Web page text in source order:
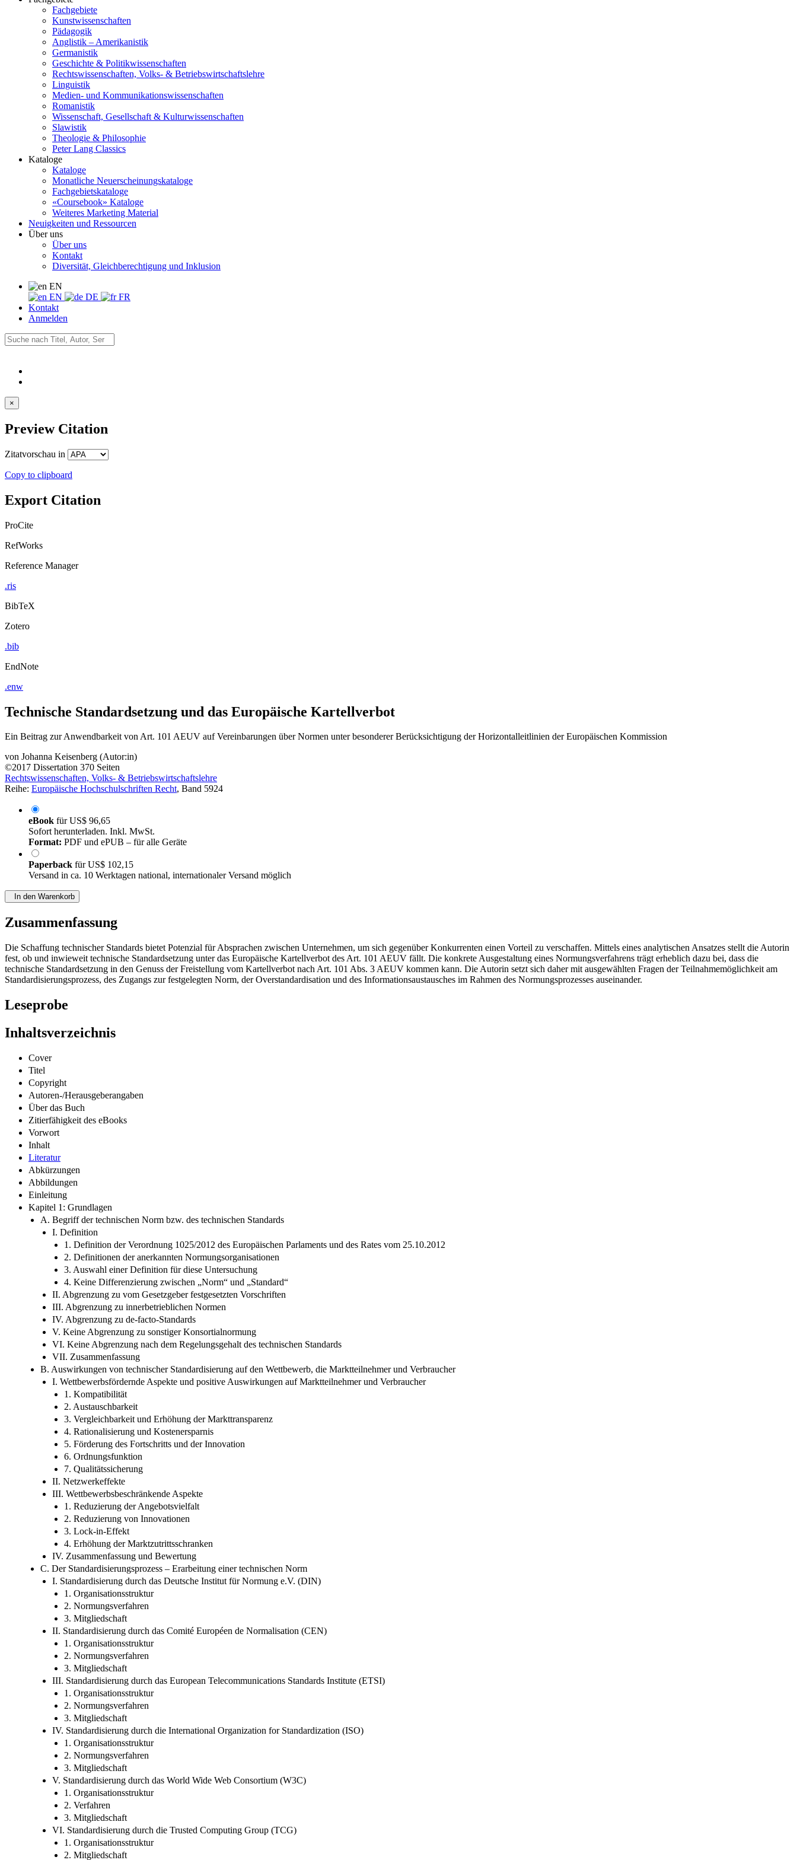
Fachgebiete
Kunstwissenschaften
Pädagogik
Anglistik – Amerikanistik
Germanistik
Geschichte & Politikwissenschaften
Rechtswissenschaften, Volks- & Betriebswirtschaftslehre
Linguistik
Medien- und Kommunikationswissenschaften
Romanistik
Wissenschaft, Gesellschaft & Kulturwissenschaften
Slawistik
Theologie & Philosophie
Peter Lang Classics
Kataloge
Kataloge
Monatliche Neuerscheinungskataloge
Fachgebietskataloge
«Coursebook» Kataloge
Weiteres Marketing Material
Neuigkeiten und Ressourcen
Über uns
Über uns
Kontakt
Diversität, Gleichberechtigung und Inklusion
EN
EN
DE
FR
Kontakt
Anmelden
×
Preview Citation
Zitatvorschau in
Copy to clipboard
Export Citation
ProCite
RefWorks
Reference Manager
.ris
BibTeX
Zotero
.bib
EndNote
.enw
Technische Standardsetzung und das Europäische Kartellverbot
Ein Beitrag zur Anwendbarkeit von Art. 101 AEUV auf Vereinbarungen über Normen unter besonderer Berücksichtigung der Horizontalleitlinien der Europäischen Kommission
von Johanna Keisenberg (Autor:in)
©2017 Dissertation 370 Seiten
Rechtswissenschaften, Volks- & Betriebswirtschaftslehre
Reihe: Europäische Hochschulschriften Recht, Band 5924
eBook fürUS$ 96,65
Sofort herunterladen. Inkl. MwSt.
Format: PDF und ePUB – für alle Geräte
Paperback fürUS$ 102,15
Versand in ca. 10 Werktagen national, internationaler Versand möglich
In den Warenkorb
Zusammenfassung
Die Schaffung technischer Standards bietet Potenzial für Absprachen zwischen Unternehmen, um sich gegenüber Konkurrenten einen Vorteil zu verschaffen. Mittels eines analytischen Ansatzes stellt die Autorin
fest, ob und inwieweit technische Standardsetzung unter das Europäische Kartellverbot des Art. 101 AEUV fällt. Die konkrete Ausgestaltung eines Normungsverfahrens trägt erheblich dazu bei, dass die
technische Standardsetzung in den Genuss der Freistellung vom Kartellverbot nach Art. 101 Abs. 3 AEUV kommen kann. Die Autorin setzt sich daher mit ausgewählten Fragen der Teilnahmemöglichkeit am
Standardisierungsprozess, des Zugangs zur festgelegten Norm, der Overstandardisation und des Informationsaustausches im Rahmen des Normungsprozesses auseinander.
Leseprobe
Inhaltsverzeichnis
Cover
Titel
Copyright
Autoren-/Herausgeberangaben
Über das Buch
Zitierfähigkeit des eBooks
Vorwort
Inhalt
Literatur
Abkürzungen
Abbildungen
Einleitung
Kapitel 1: Grundlagen
A. Begriff der technischen Norm bzw. des technischen Standards
I. Definition
1. Definition der Verordnung 1025/2012 des Europäischen Parlaments und des Rates vom 25.10.2012
2. Definitionen der anerkannten Normungsorganisationen
3. Auswahl einer Definition für diese Untersuchung
4. Keine Differenzierung zwischen „Norm“ und „Standard“
II. Abgrenzung zu vom Gesetzgeber festgesetzten Vorschriften
III. Abgrenzung zu innerbetrieblichen Normen
IV. Abgrenzung zu de-facto-Standards
V. Keine Abgrenzung zu sonstiger Konsortialnormung
VI. Keine Abgrenzung nach dem Regelungsgehalt des technischen Standards
VII. Zusammenfassung
B. Auswirkungen von technischer Standardisierung auf den Wettbewerb, die Marktteilnehmer und Verbraucher
I. Wettbewerbsfördernde Aspekte und positive Auswirkungen auf Marktteilnehmer und Verbraucher
1. Kompatibilität
2. Austauschbarkeit
3. Vergleichbarkeit und Erhöhung der Markttransparenz
4. Rationalisierung und Kostenersparnis
5. Förderung des Fortschritts und der Innovation
6. Ordnungsfunktion
7. Qualitätssicherung
II. Netzwerkeffekte
III. Wettbewerbsbeschränkende Aspekte
1. Reduzierung der Angebotsvielfalt
2. Reduzierung von Innovationen
3. Lock-in-Effekt
4. Erhöhung der Marktzutrittsschranken
IV. Zusammenfassung und Bewertung
C. Der Standardisierungsprozess – Erarbeitung einer technischen Norm
I. Standardisierung durch das Deutsche Institut für Normung e.V. (DIN)
1. Organisationsstruktur
2. Normungsverfahren
3. Mitgliedschaft
II. Standardisierung durch das Comité Européen de Normalisation (CEN)
1. Organisationsstruktur
2. Normungsverfahren
3. Mitgliedschaft
III. Standardisierung durch das European Telecommunications Standards Institute (ETSI)
1. Organisationsstruktur
2. Normungsverfahren
3. Mitgliedschaft
IV. Standardisierung durch die International Organization for Standardization (ISO)
1. Organisationsstruktur
2. Normungsverfahren
3. Mitgliedschaft
V. Standardisierung durch das World Wide Web Consortium (W3C)
1. Organisationsstruktur
2. Verfahren
3. Mitgliedschaft
VI. Standardisierung durch die Trusted Computing Group (TCG)
1. Organisationsstruktur
2. Mitgliedschaft